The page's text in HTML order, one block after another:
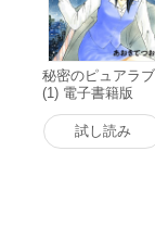
秘密のピュアラブ
(1) 電子書籍版
試し読み